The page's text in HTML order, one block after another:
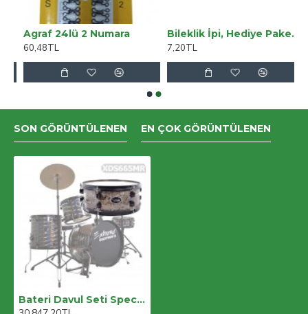
Agraf 24lü 2 Numara
60,48TL
Bileklik İpi, Hediye Paketleme İpi, Şans, Bereket, Aşk, Şifa, Güç 1 Mm Pamuk 1 Metre Fuşya
7,20TL
SON GÖRÜNTÜLENEN EN ÇOK GÖRÜNTÜLENEN
Bateri Davul Seti Special XDS665MR